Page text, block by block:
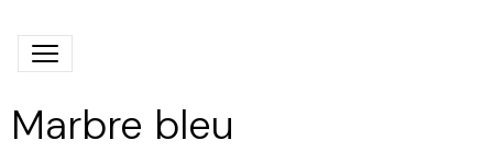
Marbre bleu